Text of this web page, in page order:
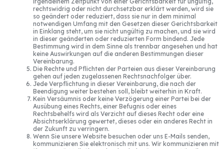
rechtswidrig oder nicht durchsetzbar erklärt werden, wird sie
so geändert oder reduziert, dass sie nur in dem minimal
notwendigen Umfang mit den Gesetzen dieser Gerichtsbarkeit
in Einklang steht, um sie nicht ungültig zu machen, und sie wird
in dieser geänderten oder reduzierten Form bindend. Jede
Bestimmung wird in dem Sinne als trennbar angesehen und hat
keine Auswirkungen auf die anderen Bestimmungen dieser
Vereinbarung.
Die Rechte und Pflichten der Parteien aus dieser Vereinbarung
gehen auf jeden zugelassenen Rechtsnachfolger über.
Jede Verpflichtung in dieser Vereinbarung, die nach der
Beendigung weiter bestehen soll, bleibt weiterhin in Kraft.
Kein Versäumnis oder keine Verzögerung einer Partei bei der
Ausübung eines Rechts, einer Befugnis oder eines
Rechtsbehelfs wird als Verzicht auf dieses Recht oder eine
Absichtserklärung gewertet, dieses oder ein anderes Recht in
der Zukunft zu verringern.
Wenn Sie unsere Website besuchen oder uns E-Mails senden,
kommunizieren Sie elektronisch mit uns. Wir kommunizieren mit